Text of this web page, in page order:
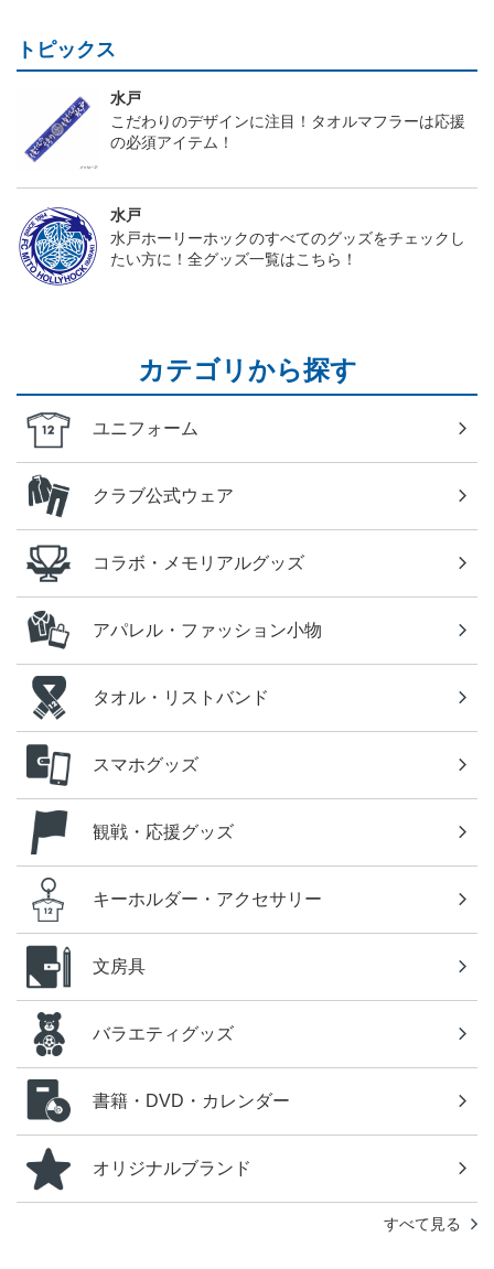
トピックス
水戸
こだわりのデザインに注目！タオルマフラーは応援
の必須アイテム！
水戸
水戸ホーリーホックのすべてのグッズをチェックし
たい方に！全グッズ一覧はこちら！
カテゴリから探す
ユニフォーム
クラブ公式ウェア
コラボ・メモリアルグッズ
アパレル・ファッション小物
タオル・リストバンド
スマホグッズ
観戦・応援グッズ
キーホルダー・アクセサリー
文房具
バラエティグッズ
書籍・DVD・カレンダー
オリジナルブランド
すべて見る